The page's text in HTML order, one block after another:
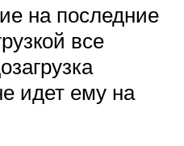
на последние
все
идет ему на